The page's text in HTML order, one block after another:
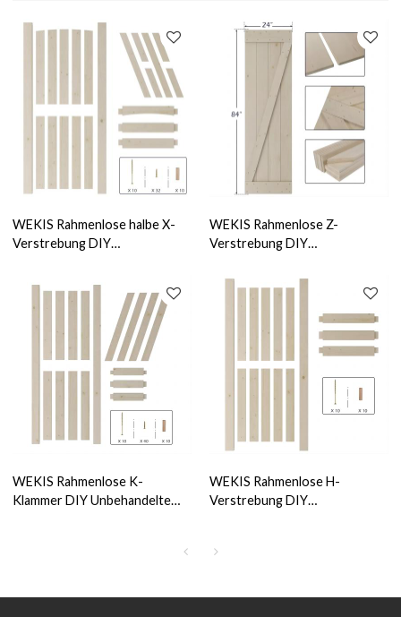
WEKIS Rahmenlose halbe X-
Verstrebung DIY
Kiefernholztür
WEKIS Rahmenlose Z-
Verstrebung DIY
massivem Kiefernholz
WEKIS Rahmenlose K-
Klammer DIY Unbehandelte
WEKIS Rahmenlose H-
Verstrebung DIY